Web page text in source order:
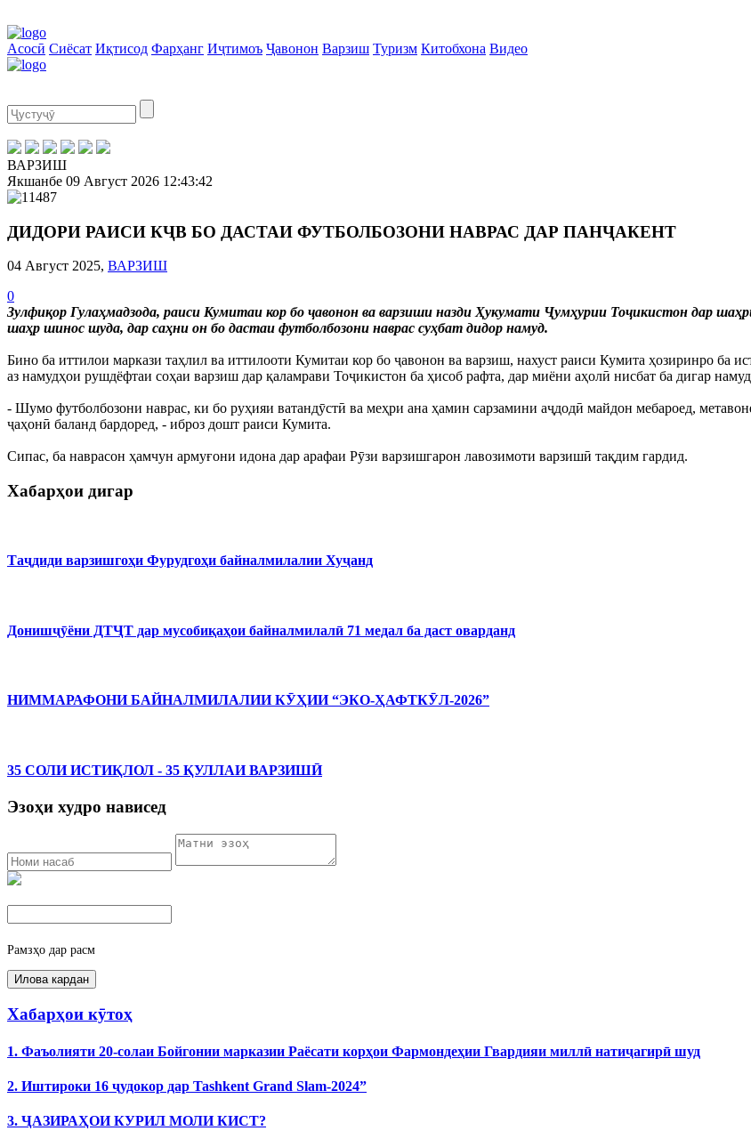
Асосӣ Сиёсат Иқтисод Фарҳанг Иҷтимоъ Ҷавонон Варзиш Туризм Китобхона Видео
ВАРЗИШ
Якшанбе 09 Август 2026 12:43:43
ДИДОРИ РАИСИ КҶВ БО ДАСТАИ ФУТБОЛБОЗОНИ НАВРАС ДАР ПАНҶАКЕНТ
04 Август 2025, ВАРЗИШ
0
Зулфиқор Гулаҳмадзода, раиси Кумитаи кор бо ҷавонон ва варзиши назди Ҳукумати Ҷумҳурии Тоҷикистон дар
шаҳр шинос шуда, дар саҳни он бо дастаи футболбозони наврас суҳбат дидор намуд.
Бино ба иттилои маркази таҳлил ва иттилооти Кумитаи кор бо ҷавонон ва варзиш, нахуст раиси Кумита ҳозиринро ба
аз намудҳои рушдёфтаи соҳаи варзиш дар қаламрави Тоҷикистон ба ҳисоб рафта, дар миёни аҳолӣ нисбат ба дигар
- Шумо футболбозони наврас, ки бо руҳияи ватандӯстӣ ва меҳри ана ҳамин сарзамини аҷдодӣ майдон мебароед,
ҷаҳонӣ баланд бардоред, - иброз дошт раиси Кумита.
Сипас, ба наврасон ҳамчун армуғони идона дар арафаи Рӯзи варзишгарон лавозимоти варзишӣ тақдим гардид.
Хабарҳои дигар
Таҷдиди варзишгоҳи Фурудгоҳи байналмилалии Хуҷанд
Донишҷӯёни ДТҶТ дар мусобиқаҳои байналмилалӣ 71 медал ба даст оварданд
НИММАРАФОНИ БАЙНАЛМИЛАЛИИ КӮҲИИ “ЭКО-ҲАФТКӮЛ-2026”
35 СОЛИ ИСТИҚЛОЛ - 35 ҚУЛЛАИ ВАРЗИШӢ
Эзоҳи худро нависед
Рамзҳо дар расм
Хабарҳои кӯтоҳ
1. Фаъолияти 20-солаи Бойгонии марказии Раёсати корҳои Фармондеҳии Гвардияи миллӣ натиҷагирӣ шуд
2. Иштироки 16 ҷудокор дар Tashkent Grand Slam-2024”
3. ҶАЗИРАҲОИ КУРИЛ МОЛИ КИСТ?